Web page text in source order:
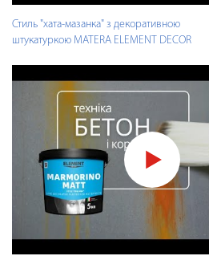
Стиль "хата-мазанка" з декоративною
штукатуркою MATERA ELEMENT DECOR